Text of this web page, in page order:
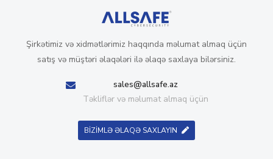
Şirkətimiz və xidmətlərimiz haqqında məlumat almaq üçün
satış və müştəri əlaqələri ilə əlaqə saxlaya bilərsiniz.
sales@allsafe.az
Təkliflər və məlumat almaq üçün
BİZİMLƏ ƏLAQƏ SAXLAYIN